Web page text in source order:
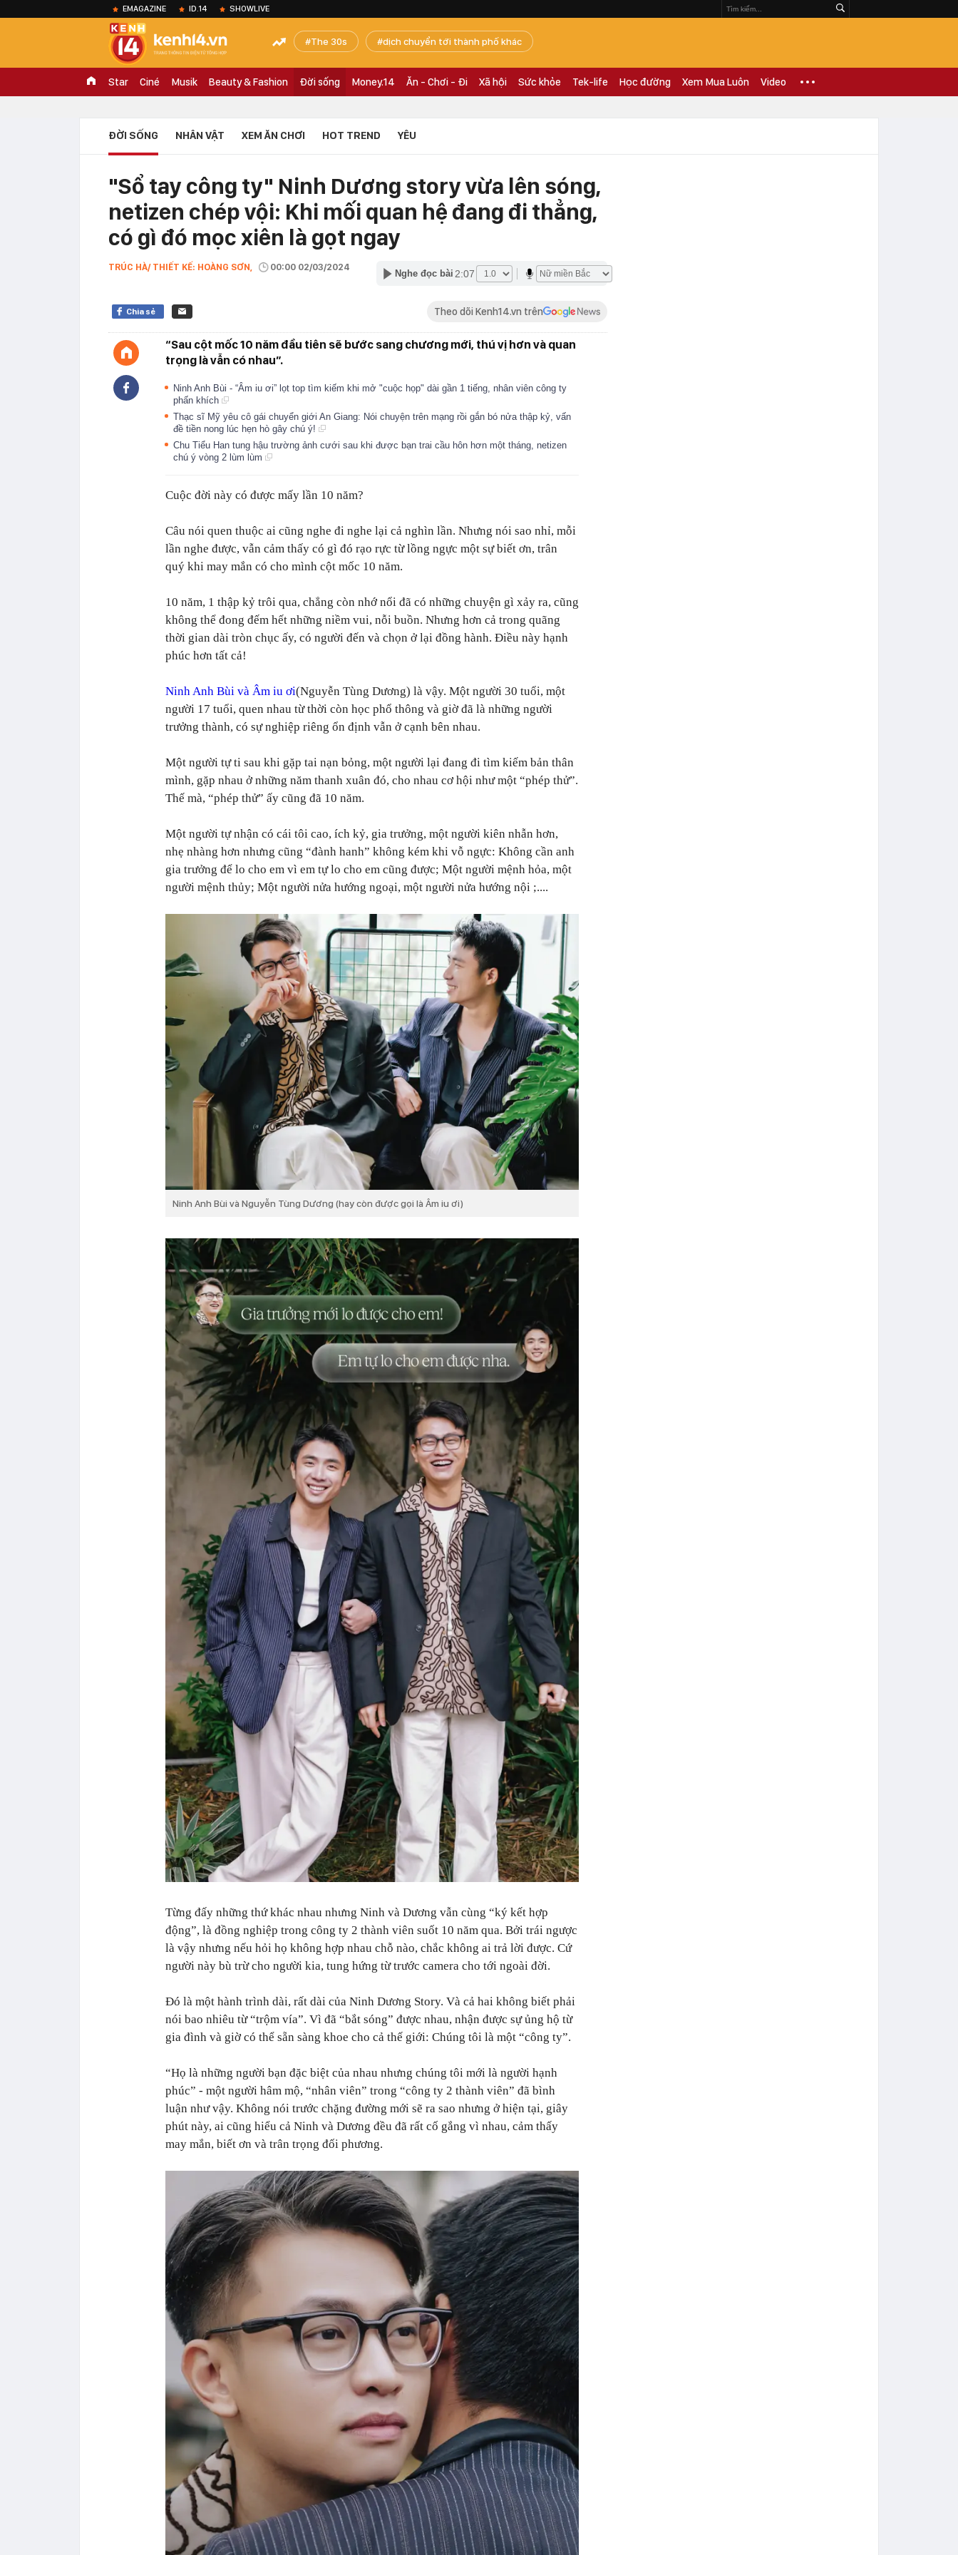
EMAGAZINE ID.14 SHOWLIVE
The 30s dịch chuyển tới thành phố khác
Star Ciné Musik Beauty & Fashion Đời sống Money.14 Ăn - Chơi - Đi Xã hội Sức khỏe Tek-life Học đường Xem Mua Luôn Video
ĐỜI SỐNG NHÂN VẬT XEM ĂN CHƠI HOT TREND YÊU
"Sổ tay công ty" Ninh Dương story vừa lên sóng,
netizen chép vội: Khi mối quan hệ đang đi thẳng,
có gì đó mọc xiên là gọt ngay
TRÚC HÀ/ THIẾT KẾ: HOÀNG SƠN, 00:00 02/03/2024
Nghe đọc bài 2:07
Chia sẻ Theo dõi Kenh14.vn trên
“Sau cột mốc 10 năm đầu tiên sẽ bước sang chương mới, thú vị hơn và quan
trọng là vẫn có nhau”.
Ninh Anh Bùi - “Âm iu ơi” lọt top tìm kiếm khi mở "cuộc họp" dài gần 1 tiếng, nhân viên công ty
phấn khích
Thạc sĩ Mỹ yêu cô gái chuyển giới An Giang: Nói chuyện trên mạng rồi gắn bó nửa thập kỷ, vấn
đề tiền nong lúc hẹn hò gây chú ý!
Chu Tiểu Han tung hậu trường ảnh cưới sau khi được bạn trai cầu hôn hơn một tháng, netizen
chú ý vòng 2 lùm lùm
Cuộc đời này có được mấy lần 10 năm?
Câu nói quen thuộc ai cũng nghe đi nghe lại cả nghìn lần. Nhưng nói sao nhỉ, mỗi
lần nghe được, vẫn cảm thấy có gì đó rạo rực từ lồng ngực một sự biết ơn, trân
quý khi may mắn có cho mình cột mốc 10 năm.
10 năm, 1 thập kỷ trôi qua, chẳng còn nhớ nổi đã có những chuyện gì xảy ra, cũng
không thể đong đếm hết những niềm vui, nỗi buồn. Nhưng hơn cả trong quãng
thời gian dài tròn chục ấy, có người đến và chọn ở lại đồng hành. Điều này hạnh
phúc hơn tất cả!
Ninh Anh Bùi và Âm iu ơi(Nguyễn Tùng Dương) là vậy. Một người 30 tuổi, một
người 17 tuổi, quen nhau từ thời còn học phổ thông và giờ đã là những người
trưởng thành, có sự nghiệp riêng ổn định vẫn ở cạnh bên nhau.
Một người tự ti sau khi gặp tai nạn bỏng, một người lại đang đi tìm kiếm bản thân
mình, gặp nhau ở những năm thanh xuân đó, cho nhau cơ hội như một “phép thử”.
Thế mà, “phép thử” ấy cũng đã 10 năm.
Một người tự nhận có cái tôi cao, ích kỷ, gia trưởng, một người kiên nhẫn hơn,
nhẹ nhàng hơn nhưng cũng “đành hanh” không kém khi vỗ ngực: Không cần anh
gia trưởng để lo cho em vì em tự lo cho em cũng được; Một người mệnh hỏa, một
người mệnh thủy; Một người nửa hướng ngoại, một người nửa hướng nội ;....
Ninh Anh Bùi và Nguyễn Tùng Dương (hay còn được gọi là Âm iu ơi)
Từng đấy những thứ khác nhau nhưng Ninh và Dương vẫn cùng “ký kết hợp
động”, là đồng nghiệp trong công ty 2 thành viên suốt 10 năm qua. Bởi trái ngược
là vậy nhưng nếu hỏi họ không hợp nhau chỗ nào, chắc không ai trả lời được. Cứ
người này bù trừ cho người kia, tung hứng từ trước camera cho tới ngoài đời.
Đó là một hành trình dài, rất dài của Ninh Dương Story. Và cả hai không biết phải
nói bao nhiêu từ “trộm vía”. Vì đã “bắt sóng” được nhau, nhận được sự ủng hộ từ
gia đình và giờ có thể sẵn sàng khoe cho cả thế giới: Chúng tôi là một “công ty”.
“Họ là những người bạn đặc biệt của nhau nhưng chúng tôi mới là người hạnh
phúc” - một người hâm mộ, “nhân viên” trong “công ty 2 thành viên” đã bình
luận như vậy. Không nói trước chặng đường mới sẽ ra sao nhưng ở hiện tại, giây
phút này, ai cũng hiểu cả Ninh và Dương đều đã rất cố gắng vì nhau, cảm thấy
may mắn, biết ơn và trân trọng đối phương.